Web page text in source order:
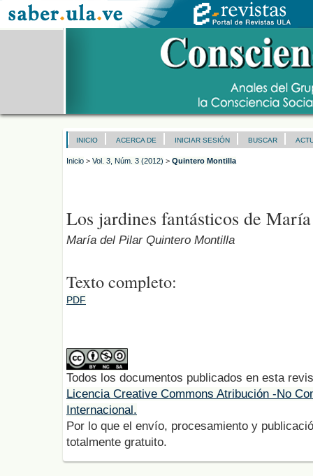
INICIO ACERCA DE INICIAR SESIÓN BUSCAR
Inicio > Vol. 3, Núm. 3 (2012) > Quintero Montilla
Los jardines fantásticos de
María del Pilar Quintero Montilla
Texto completo:
PDF
Todos los documentos publicados en esta
Licencia Creative Commons Atribución -No
Internacional.
Por lo que el envío, procesamiento y
totalmente gratuito.